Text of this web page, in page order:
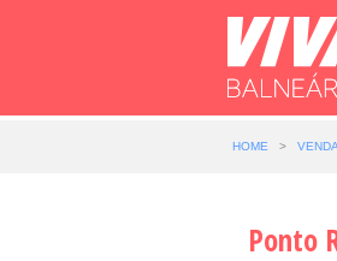
HOME > VENDA
Ponto